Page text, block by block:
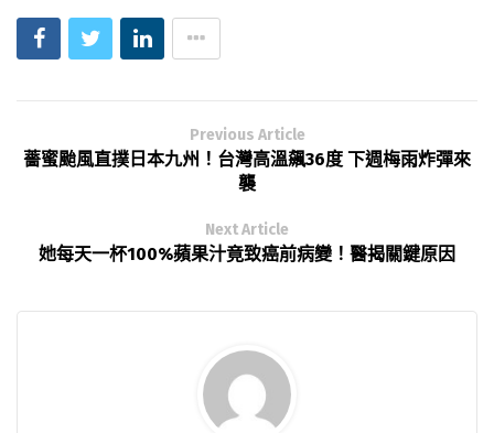
Previous Article
薔蜜颱風直撲日本九州！台灣高溫飆36度 下週梅雨炸彈來
襲
Next Article
她每天一杯100%蘋果汁竟致癌前病變！醫揭關鍵原因